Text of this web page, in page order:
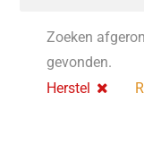
Zoeken
gevonden.
Herstel